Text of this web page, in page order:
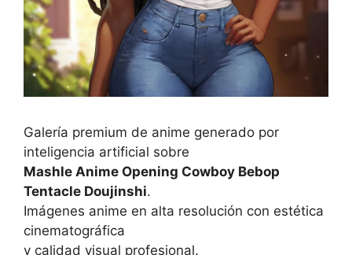
Galería premium de anime generado por
inteligencia artificial sobre
Mashle Anime Opening Cowboy Bebop
Tentacle Doujinshi.
Imágenes anime en alta resolución con estética
cinematográfica
y calidad visual profesional.